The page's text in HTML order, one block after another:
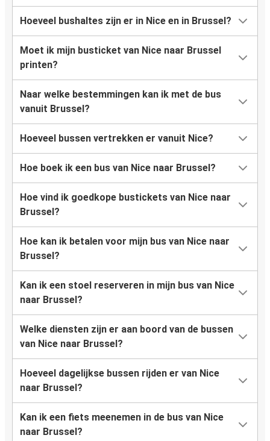
Hoeveel bushaltes zijn er in Nice en in Brussel?
Moet ik mijn busticket van Nice naar Brussel
printen?
Naar welke bestemmingen kan ik met de bus
vanuit Brussel?
Hoeveel bussen vertrekken er vanuit Nice?
Hoe boek ik een bus van Nice naar Brussel?
Hoe vind ik goedkope bustickets van Nice naar
Brussel?
Hoe kan ik betalen voor mijn bus van Nice naar
Brussel?
Kan ik een stoel reserveren in mijn bus van Nice
naar Brussel?
Welke diensten zijn er aan boord van de bussen
van Nice naar Brussel?
Hoeveel dagelijkse bussen rijden er van Nice
naar Brussel?
Kan ik een fiets meenemen in de bus van Nice
naar Brussel?